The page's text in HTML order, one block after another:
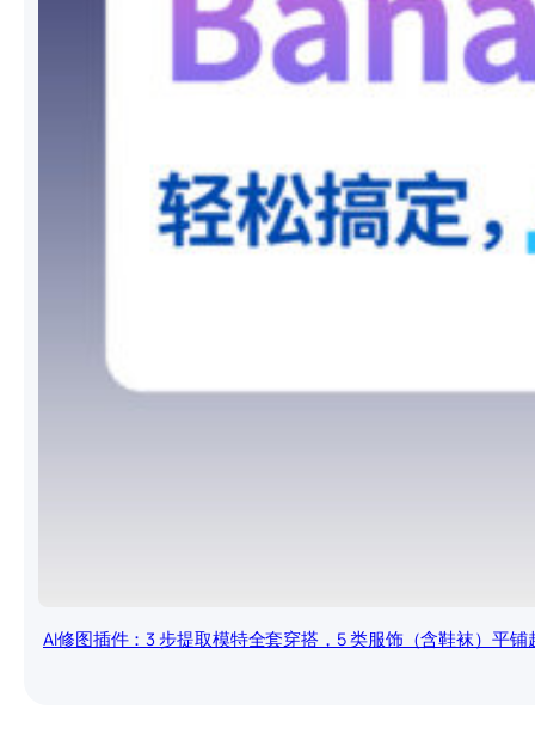
AI修图插件：3 步提取模特全套穿搭，5 类服饰（含鞋袜）平铺